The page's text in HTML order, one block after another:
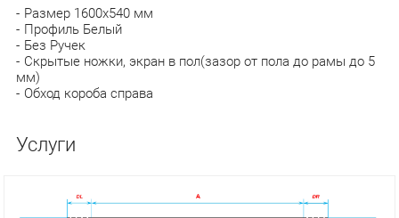
Размер 1600х540 мм
Профиль Белый
Без Ручек
Скрытые ножки, экран в пол(зазор от пола до рамы до 5
мм)
Обход короба справа
Услуги